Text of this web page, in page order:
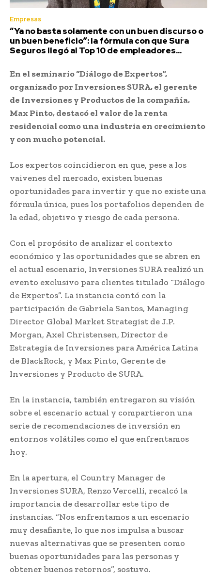
Empresas
“Ya no basta solamente con un buen discurso o
un buen beneficio”: la fórmula con que Sura
Seguros llegó al Top 10 de empleadores...
En el seminario “Diálogo de Expertos”,
organizado por Inversiones SURA, el gerente
de Inversiones y Productos de la compañía,
Max Pinto, destacó el valor de la renta
residencial como una industria en crecimiento
y con mucho potencial.
Los expertos coincidieron en que, pese a los
vaivenes del mercado, existen buenas
oportunidades para invertir y que no existe una
fórmula única, pues los portafolios dependen de
la edad, objetivo y riesgo de cada persona.
Con el propósito de analizar el contexto
económico y las oportunidades que se abren en
el actual escenario, Inversiones SURA realizó un
evento exclusivo para clientes titulado “Diálogo
de Expertos”. La instancia contó con la
participación de Gabriela Santos, Managing
Director Global Market Strategist de J.P.
Morgan, Axel Christensen, Director de
Estrategia de Inversiones para América Latina
de BlackRock, y Max Pinto, Gerente de
Inversiones y Producto de SURA.
En la instancia, también entregaron su visión
sobre el escenario actual y compartieron una
serie de recomendaciones de inversión en
entornos volátiles como el que enfrentamos
hoy.
En la apertura, el Country Manager de
Inversiones SURA, Renzo Vercelli, recalcó la
importancia de desarrollar este tipo de
instancias. “Nos enfrentamos a un escenario
muy desafiante, lo que nos impulsa a buscar
nuevas alternativas que se presenten como
buenas oportunidades para las personas y
obtener buenos retornos”, sostuvo.